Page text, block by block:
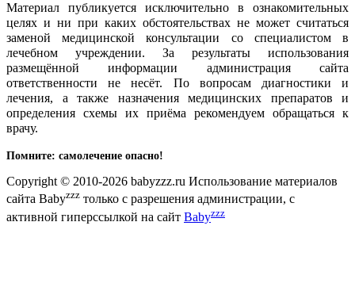
Материал публикуется исключительно в ознакомительных
целях и ни при каких обстоятельствах не может считаться
заменой медицинской консультации со специалистом в
лечебном учреждении. За результаты использования
размещённой информации администрация сайта
ответственности не несёт. По вопросам диагностики и
лечения, а также назначения медицинских препаратов и
определения схемы их приёма рекомендуем обращаться к
врачу.
Помните: самолечение опасно!
Copyright © 2010-2026 babyzzz.ru Использование материалов
сайта Babyzzz только с разрешения администрации, с
активной гиперссылкой на сайт Babyzzz